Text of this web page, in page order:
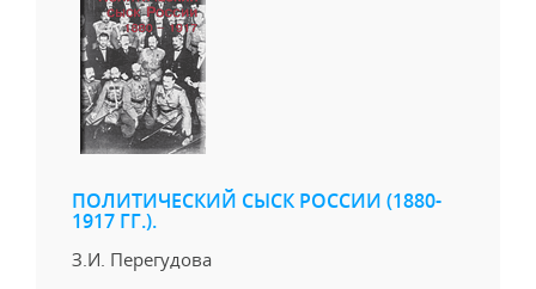
ПОЛИТИЧЕСКИЙ СЫСК РОССИИ (1880-
1917 ГГ.).
З.И. Перегудова